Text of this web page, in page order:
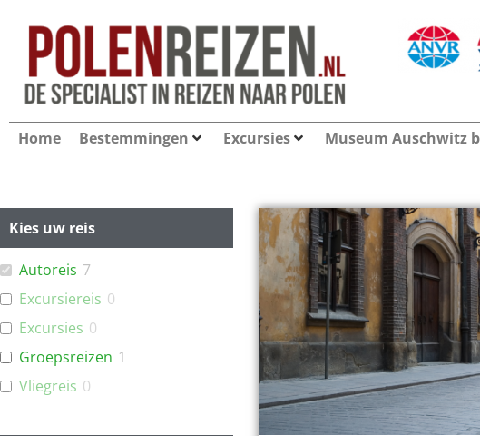
Home Bestemmingen Excursies Museum Auschwitz
Kies uw reis
Autoreis 7
Excursiereis 0
Excursies 0
Groepsreizen 1
Vliegreis 0